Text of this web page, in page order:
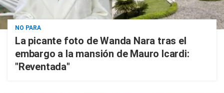
NO PARA
La picante foto de Wanda Nara tras el
embargo a la mansión de Mauro Icardi:
"Reventada"